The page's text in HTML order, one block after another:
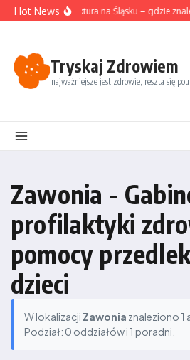
Przejdź do treści
Hot NewsAkupunktura na Śląsku – gdzie
Tryskaj Zdrowiem
najważniejsze jest zdrowie, reszta się
Zawonia -
profilaktyki
pomocy
dzieci
W lokalizacji Zawonia znaleziono 1
Podział: 0 oddziałów i 1 poradni.